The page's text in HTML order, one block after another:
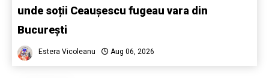
unde soții Ceaușescu fugeau vara din
București
Estera Vicoleanu Aug 06, 2026